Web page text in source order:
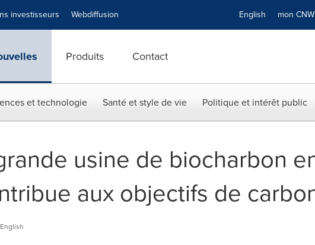
investisseurs Webdiffusion English mon CNW
Produits Contact
et technologie Santé et style de vie Politique et intérêt public
usine de biocharbon
aux objectifs de
English